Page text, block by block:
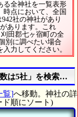
る全神社を一覧表形
時点において、全国
社の神社があり
あります。これ
田郡七ヶ宿町の全
別に調べたい場合
力してください。
は5社」を検索する
覧]へ移動。神社の詳
ド順にソート)